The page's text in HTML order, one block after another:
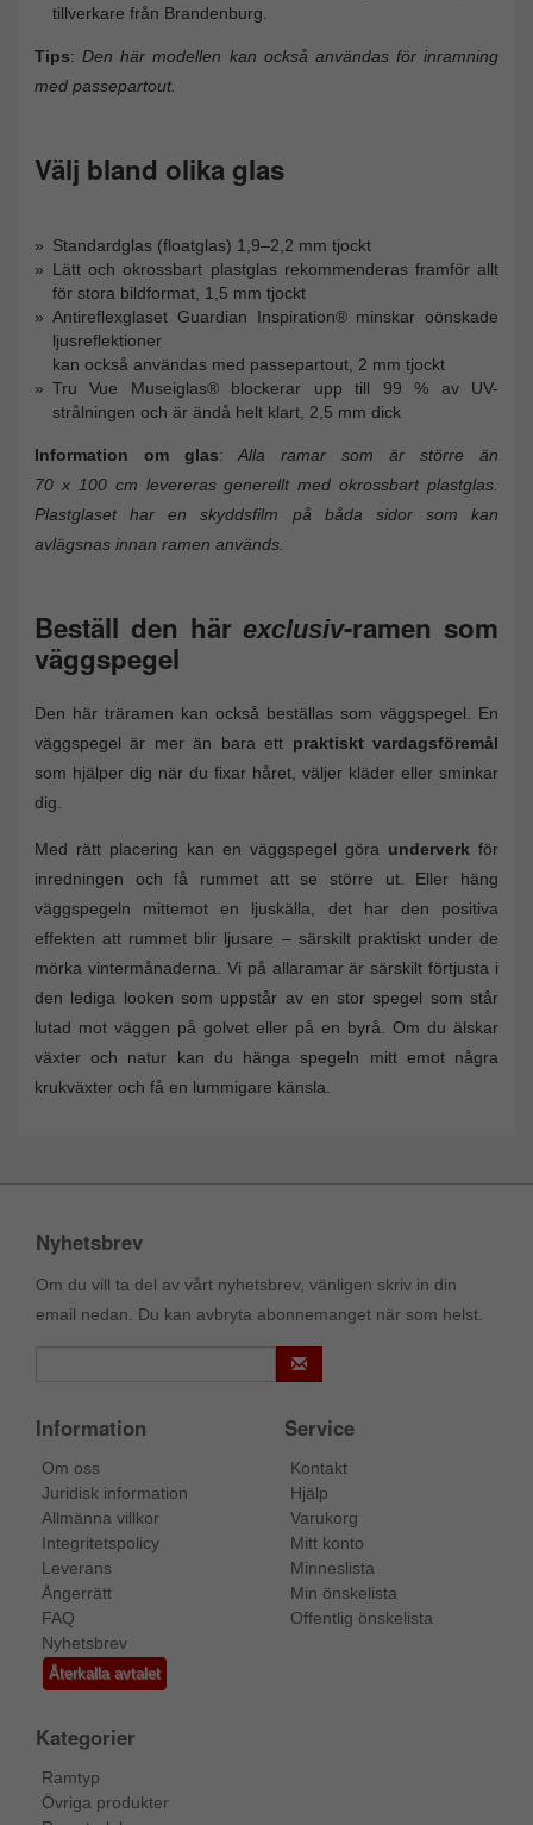
tillverkare från Brandenburg.
Tips: Den här modellen kan också användas för inramning
med passepartout.
Välj bland olika glas
Standardglas (floatglas) 1,9–2,2 mm tjockt
Lätt och okrossbart plastglas rekommenderas framför allt
för stora bildformat, 1,5 mm tjockt
Antireflexglaset Guardian Inspiration® minskar oönskade
ljusreflektioner
kan också användas med passepartout, 2 mm tjockt
Tru Vue Museiglas® blockerar upp till 99 % av UV-
strålningen och är ändå helt klart, 2,5 mm dick
Information om glas: Alla ramar som är större än
70 x 100 cm levereras generellt med okrossbart plastglas.
Plastglaset har en skyddsfilm på båda sidor som kan
avlägsnas innan ramen används.
Beställ den härexclusiv-ramen som
väggspegel
Den här träramen kan också beställas som väggspegel. En
väggspegel är mer än bara ett praktiskt vardagsföremål
som hjälper dig när du fixar håret, väljer kläder eller sminkar
dig.
Med rätt placering kan en väggspegel göra underverk för
inredningen och få rummet att se större ut. Eller häng
väggspegeln mittemot en ljuskälla, det har den positiva
effekten att rummet blir ljusare – särskilt praktiskt under de
mörka vintermånaderna. Vi på allaramar är särskilt förtjusta i
den lediga looken som uppstår av en stor spegel som står
lutad mot väggen på golvet eller på en byrå. Om du älskar
växter och natur kan du hänga spegeln mitt emot några
krukväxter och få en lummigare känsla.
Nyhetsbrev
Om du vill ta del av vårt nyhetsbrev, vänligen skriv in din
email nedan. Du kan avbryta abonnemanget när som helst.
Information
Om oss
Juridisk information
Allmänna villkor
Integritetspolicy
Leverans
Ångerrätt
FAQ
Nyhetsbrev
Återkalla avtalet
Service
Kontakt
Hjälp
Varukorg
Mitt konto
Minneslista
Min önskelista
Offentlig önskelista
Kategorier
Ramtyp
Övriga produkter